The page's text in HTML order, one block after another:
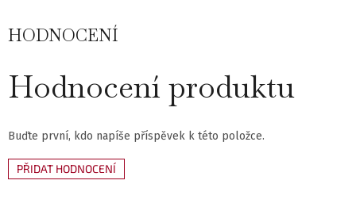
HODNOCENÍ
Hodnocení produktu
Buďte první, kdo napíše příspěvek k této položce.
PŘIDAT HODNOCENÍ